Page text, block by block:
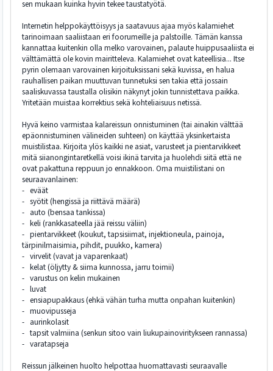
sen mukaan kuinka hyvin tekee taustatyötä.
Internetin helppokäyttöisyys ja saatavuus ajaa myös kalamiehet
tarinoimaan saaliistaan eri foorumeille ja palstoille. Tämän kanssa
kannattaa kuitenkin olla melko varovainen, palaute huippusaaliista ei
välttämättä ole kovin mairitteleva. Kalamiehet ovat kateellisia... Itse
pyrin olemaan varovainen kirjoituksissani sekä kuvissa, en halua
rauhallisen paikan muuttuvan tunnetuksi sen takia että jossain
saaliskuvassa taustalla olisikin näkynyt jokin tunnistettava paikka.
Yritetään muistaa korrektius sekä kohteliaisuus netissä.
Hyvä keino varmistaa kalareissun onnistuminen (tai ainakin välttää
epäonnistuminen välineiden suhteen) on käyttää yksinkertaista
muistilistaa. Kirjoita ylös kaikki ne asiat, varusteet ja pientarvikkeet
mitä siianongintaretkellä voisi ikinä tarvita ja huolehdi siitä että ne
ovat pakattuna reppuun jo ennakkoon. Oma muistilistani on
seuraavanlainen:
- eväät
- syötit (hengissä ja riittävä määrä)
- auto (bensaa tankissa)
- keli (rankkasateella jää reissu väliin)
- pientarvikkeet (koukut, tapsisiimat, injektioneula, painoja,
tärpinilmaisimia, pihdit, puukko, kamera)
- virvelit (vavat ja vaparenkaat)
- kelat (öljytty & siima kunnossa, jarru toimii)
- varustus on kelin mukainen
- luvat
- ensiapupakkaus (ehkä vähän turha mutta onpahan kuitenkin)
- muovipusseja
- aurinkolasit
- tapsit valmiina (senkun sitoo vain liukupainoviritykseen rannassa)
- varatapseja
Reissun jälkeinen huolto helpottaa huomattavasti seuraavalle